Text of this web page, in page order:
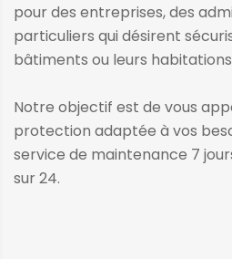
pour des entreprises, des
particuliers qui désirent
bâtiments ou leurs
Notre objectif est de vous
protection adaptée à vos
service de maintenance 7
sur 24.